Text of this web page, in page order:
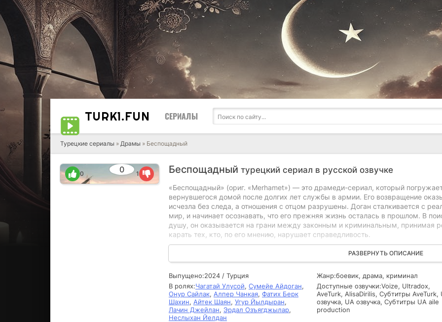
TURK1.FUN СЕРИАЛЫ
Турецкие сериалы » Драмы » Беспощадный
Беспощадный турецкий сериал в русской озвучке
0
0 1
«Беспощадный» (ориг. «Merhamet») — это драмеди-сериал, который
вернувшегося домой после долгих лет службы в армии. Его возвращение
исчезла без следа, а отношения с отцом разрушены. Доган сталкивается с
мир, и начинает осознавать, что его прежняя жизнь осталась в прошлом. В
душу, он оказывается на грани между законным и криминальным, принимая
карать тех, кто, по его мнению, нарушает справедливость.
По мере развития сюжета Доган вновь встречает свою бывшую
утраченных отношений и возможность вернуться к нормальной жизни.
множеству моральных конфликтов, когда он начинает осознавать, что
Каждая его поступок обостряет внутренние демоны, заставляя Догана
«Беспощадный» предлагает зрителям захватывающую историю, полную
лишь добавляют глубины его персонажам и их взаимодействиям.
РАЗВЕРНУТЬ ОПИСАНИЕ
Выпущено:2024 / Турция Жанр:боевик, драма, криминал
В ролях:Чагатай Улусой, Сумейе Айдоган,
Онур Сайлак, Алпер Чанкая, Фатих Берк
Шахин, Айтек Шаян, Угур Йылдыран,
Лачин Джейлан, Эрдал Озъягджылар,
Неслыхан Йелдан
Доступные озвучки:Voize, Ultradox,
AveTurk, AlisaDirilis, Субтитры AveTurk,
озвучка, UA озвучка, Субтитры UA aile
production